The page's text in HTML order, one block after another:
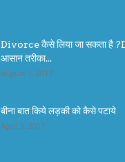
Divorce कैसे लिया जा सकता है
आसान तरीका...
August 1, 2017
बीना बात किये लड़की को कैसे पटाये
April 6, 2017